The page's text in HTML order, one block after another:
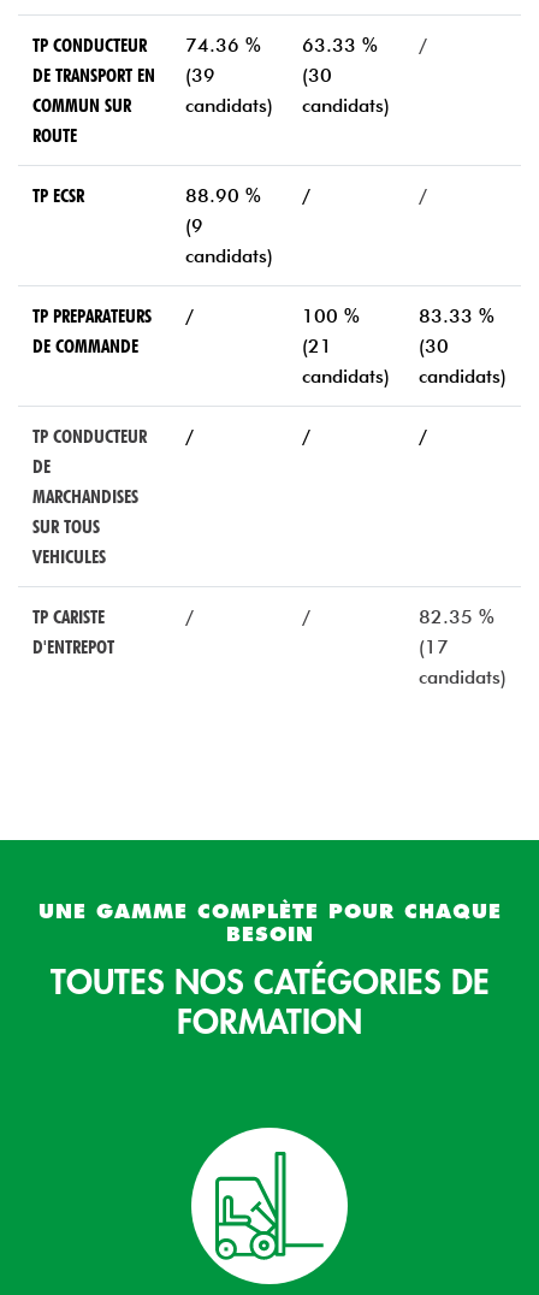
TP CONDUCTEUR
DE TRANSPORT EN
COMMUN SUR
ROUTE
74.36 %
(39
candidats)
63.33 %
(30
candidats)
/
TP ECSR
88.90 %
(9
candidats)
/ /
TP PREPARATEURS
DE COMMANDE
/
100 %
(21
candidats)
83.33 %
(30
candidats)
TP CONDUCTEUR
DE
MARCHANDISES
SUR TOUS
VEHICULES
/ / /
TP CARISTE
D'ENTREPOT
/ /
82.35 %
(17
candidats)
UNE GAMME COMPLÈTE POUR CHAQUE
BESOIN
TOUTES NOS CATÉGORIES DE
FORMATION